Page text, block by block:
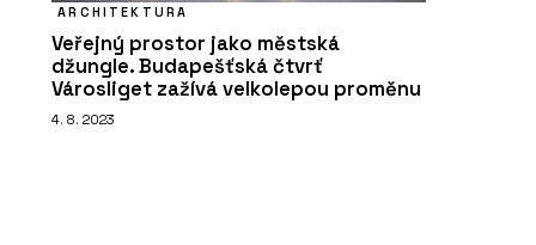
ARCHITEKTURA
Veřejný prostor jako městská
džungle. Budapešťská čtvrť
Városliget zažívá velkolepou proměnu
4. 8. 2023